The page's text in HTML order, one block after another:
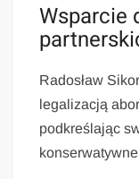
Wsparcie
Radosław
legalizacją
podkreślając